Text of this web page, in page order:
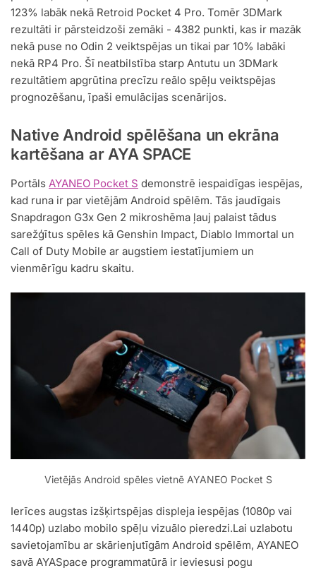
123% labāk nekā Retroid Pocket 4 Pro. Tomēr 3DMark
rezultāti ir pārsteidzoši zemāki - 4382 punkti, kas ir mazāk
nekā puse no Odin 2 veiktspējas un tikai par 10% labāki
nekā RP4 Pro. Šī neatbilstība starp Antutu un 3DMark
rezultātiem apgrūtina precīzu reālo spēļu veiktspējas
prognozēšanu, īpaši emulācijas scenārijos.
Native Android spēlēšana un ekrāna
kartēšana ar AYA SPACE
Portāls AYANEO Pocket S demonstrē iespaidīgas iespējas,
kad runa ir par vietējām Android spēlēm. Tās jaudīgais
Snapdragon G3x Gen 2 mikroshēma ļauj palaist tādus
sarežģītus spēles kā Genshin Impact, Diablo Immortal un
Call of Duty Mobile ar augstiem iestatījumiem un
vienmērīgu kadru skaitu.
Vietējās Android spēles vietnē AYANEO Pocket S
Ierīces augstas izšķirtspējas displeja iespējas (1080p vai
1440p) uzlabo mobilo spēļu vizuālo pieredzi.Lai uzlabotu
savietojamību ar skārienjutīgām Android spēlēm, AYANEO
savā AYASpace programmatūrā ir ieviesusi pogu